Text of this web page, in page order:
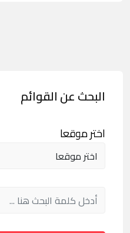
البحث عن القوائم
اختر موقعا